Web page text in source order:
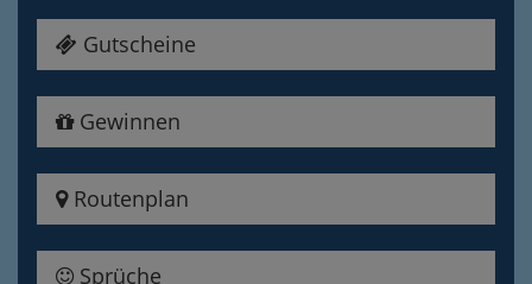
Gutscheine
Gewinnen
Routenplan
Sprüche